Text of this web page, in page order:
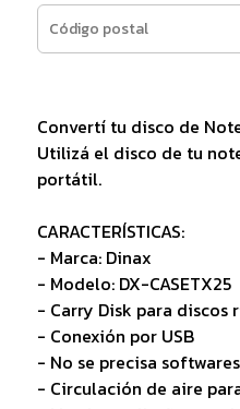
Convertí tu disco de
Utilizá el disco de tu
portátil.
CARACTERÍSTICAS:
- Marca: Dinax
- Modelo: DX-CASETX25
- Carry Disk para discos
- Conexión por USB
- No se precisa
- Circulación de aire